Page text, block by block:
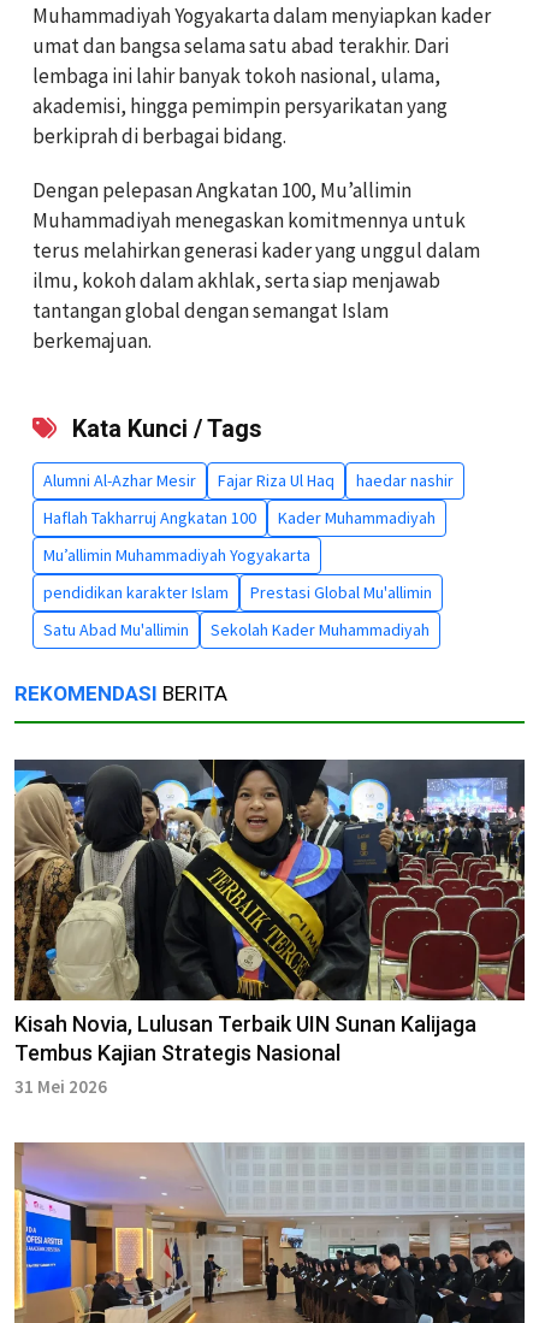
Muhammadiyah Yogyakarta dalam menyiapkan kader
umat dan bangsa selama satu abad terakhir. Dari
lembaga ini lahir banyak tokoh nasional, ulama,
akademisi, hingga pemimpin persyarikatan yang
berkiprah di berbagai bidang.
Dengan pelepasan Angkatan 100, Mu’allimin
Muhammadiyah menegaskan komitmennya untuk
terus melahirkan generasi kader yang unggul dalam
ilmu, kokoh dalam akhlak, serta siap menjawab
tantangan global dengan semangat Islam
berkemajuan.
Kata Kunci / Tags
Alumni Al-Azhar Mesir Fajar Riza Ul Haq
haedar nashir
Haflah Takharruj Angkatan 100
Kader Muhammadiyah
Mu’allimin Muhammadiyah Yogyakarta
pendidikan karakter Islam
Prestasi Global Mu'allimin
Satu Abad Mu'allimin
Sekolah Kader Muhammadiyah
REKOMENDASI BERITA
Kisah Novia, Lulusan Terbaik UIN Sunan Kalijaga
Tembus Kajian Strategis Nasional
31 Mei 2026